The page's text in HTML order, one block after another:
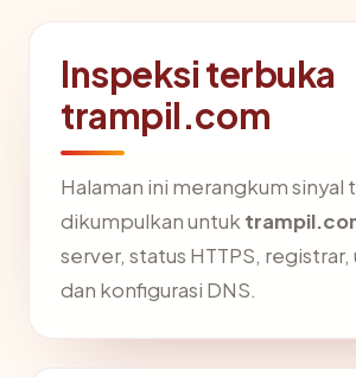
Inspeksi terbuka
trampil.com
Halaman ini merangkum sinyal
dikumpulkan untuk
server, status HTTPS, registrar,
dan konfigurasi DNS.